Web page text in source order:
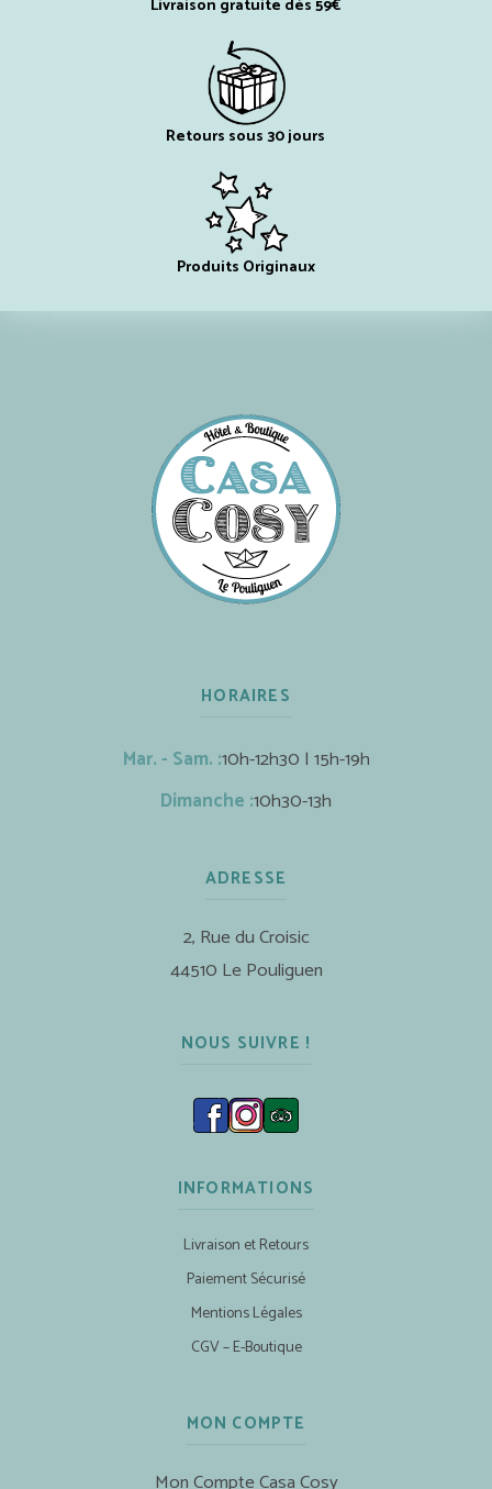
Livraison gratuite dès 59€
Retours sous 30 jours
Produits Originaux
HORAIRES
Mar. - Sam. :10h-12h30 | 15h-19h
Dimanche :10h30-13h
ADRESSE
2, Rue du Croisic
44510 Le Pouliguen
NOUS SUIVRE !
INFORMATIONS
Livraison et Retours
Paiement Sécurisé
Mentions Légales
CGV – E-Boutique
MON COMPTE
Mon Compte Casa Cosy